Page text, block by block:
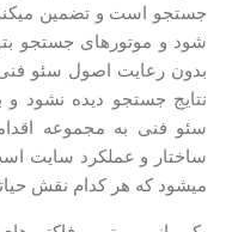
جستجو است و تضمین
شود و موتورهای جستجو
بدون رعایت اصول سئو
نتایج جستجو دیده نشود و
سئو فنی به مجموعه
ساختار و عملکرد سایت
میشود که هر کدام نقش